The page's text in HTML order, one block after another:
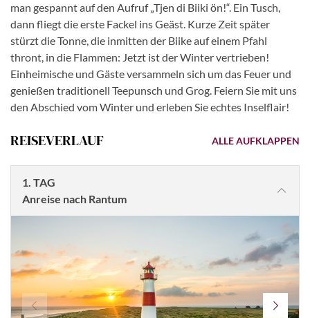
man gespannt auf den Aufruf „Tjen di Biiki ön!“. Ein Tusch,
dann fliegt die erste Fackel ins Geäst. Kurze Zeit später
stürzt die Tonne, die inmitten der Biike auf einem Pfahl
thront, in die Flammen: Jetzt ist der Winter vertrieben!
Einheimische und Gäste versammeln sich um das Feuer und
genießen traditionell Teepunsch und Grog. Feiern Sie mit uns
den Abschied vom Winter und erleben Sie echtes Inselflair!
REISEVERLAUF ALLE AUFKLAPPEN
1. TAG
Anreise nach Rantum